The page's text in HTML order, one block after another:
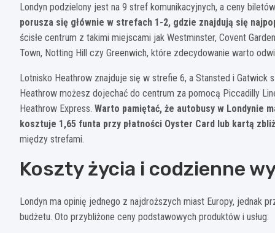
Londyn podzielony jest na 9 stref komunikacyjnych, a ceny
porusza się głównie w strefach 1-2, gdzie znajdują się
ścisłe centrum z takimi miejscami jak Westminster, Covent
Town, Notting Hill czy Greenwich, które zdecydowanie warto
Lotnisko Heathrow znajduje się w strefie 6, a Stansted i
Heathrow możesz dojechać do centrum za pomocą Piccadilly
Heathrow Express. Warto pamiętać, że autobusy w Londynie
kosztuje 1,65 funta przy płatności Oyster Card lub kartą
między strefami.
Koszty życia i codzienne
Londyn ma opinię jednego z najdroższych miast Europy, jednak
budżetu. Oto przybliżone ceny podstawowych produktów i usług: